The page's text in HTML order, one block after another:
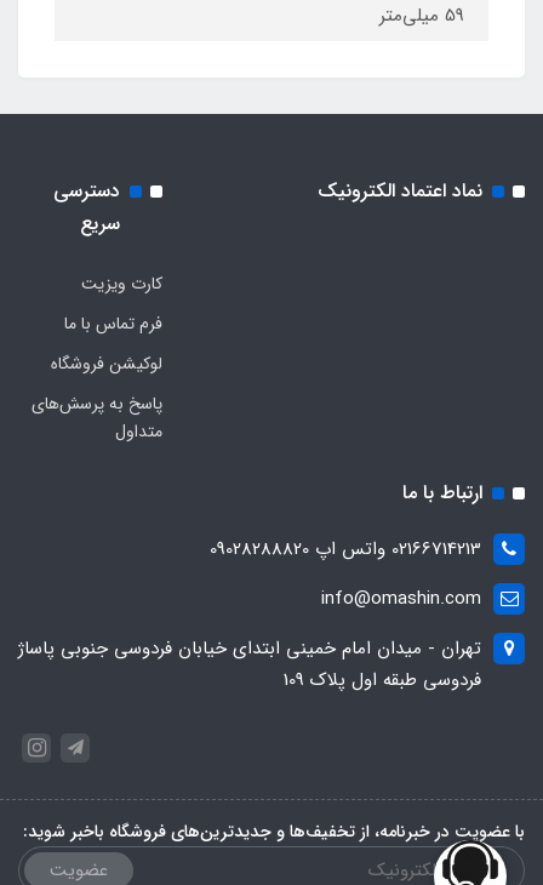
59 میلی‌متر
نماد اعتماد الکترونیک
دسترسی
سریع
کارت ویزیت
فرم تماس با ما
لوکیشن فروشگاه
پاسخ به پرسش‌های
متداول
ارتباط با ما
02166714213 واتس اپ 09028288820
info@omashin.com
تهران - میدان امام خمینی ابتدای خیابان فردوسی جنوبی پاساژ
فردوسی طبقه اول پلاک 109
با عضویت در خبرنامه، از تخفیف‌ها و جدیدترین‌های فروشگاه باخبر شوید:
عضویت